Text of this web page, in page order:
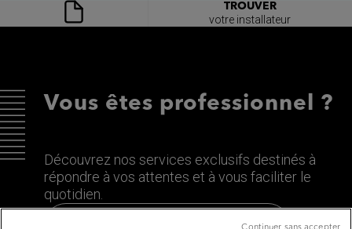
TROUVER
votre installateur
Vous êtes professionnel ?
Découvrez nos services exclusifs destinés à
répondre à vos attentes et à vous faciliter le
quotidien.
Découvrez le site dédié aux Pros